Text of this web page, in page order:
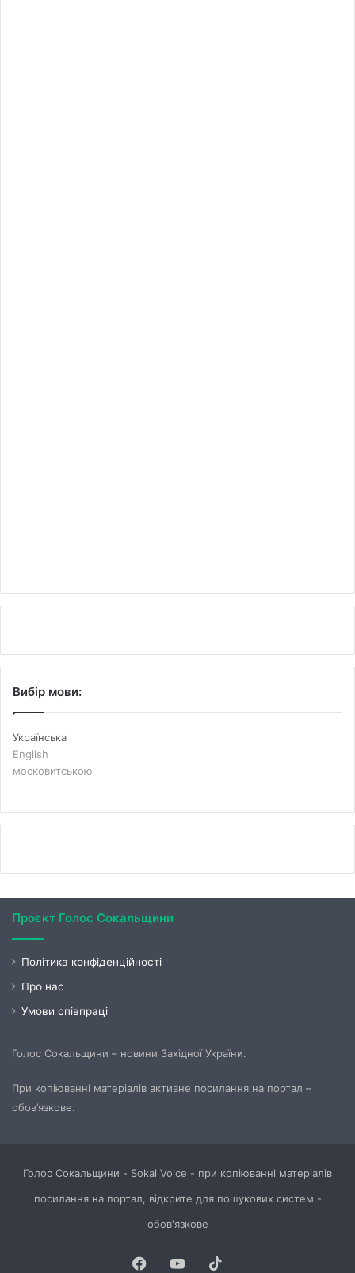
Вибір мови:
Українська
English
московитською
Проєкт Голос Сокальщини
Політика конфіденційності
Про нас
Умови співпраці
Голос Сокальщини – новини Західної України.
При копіюванні матеріалів активне посилання на портал –
обов’язкове.
Голос Сокальщини - Sokal Voice - при копіюванні матеріалів
посилання на портал, відкрите для пошукових систем -
обов'язкове
Facebook
YouTube